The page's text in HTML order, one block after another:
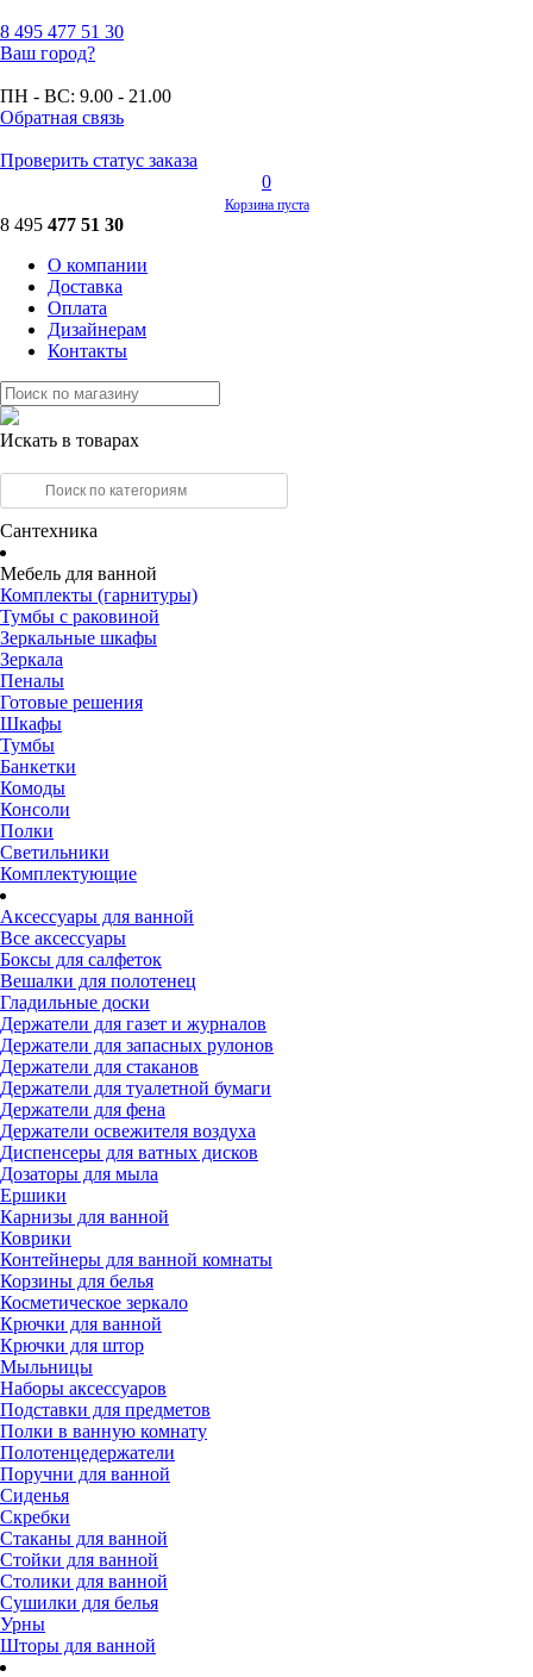
8 495 477 51 30
Ваш город?
ПН - ВС: 9.00 - 21.00
Обратная связь
Проверить статус заказа
0
Корзина пуста
8 495 477 51 30
О компании
Доставка
Оплата
Дизайнерам
Контакты
Искать в товарах
Сантехника
Мебель для ванной
Комплекты (гарнитуры)
Тумбы с раковиной
Зеркальные шкафы
Зеркала
Пеналы
Готовые решения
Шкафы
Тумбы
Банкетки
Комоды
Консоли
Полки
Светильники
Комплектующие
Аксессуары для ванной
Все аксессуары
Боксы для салфеток
Вешалки для полотенец
Гладильные доски
Держатели для газет и журналов
Держатели для запасных рулонов
Держатели для стаканов
Держатели для туалетной бумаги
Держатели для фена
Держатели освежителя воздуха
Диспенсеры для ватных дисков
Дозаторы для мыла
Ершики
Карнизы для ванной
Коврики
Контейнеры для ванной комнаты
Корзины для белья
Косметическое зеркало
Крючки для ванной
Крючки для штор
Мыльницы
Наборы аксессуаров
Подставки для предметов
Полки в ванную комнату
Полотенцедержатели
Поручни для ванной
Сиденья
Скребки
Стаканы для ванной
Стойки для ванной
Столики для ванной
Сушилки для белья
Урны
Шторы для ванной